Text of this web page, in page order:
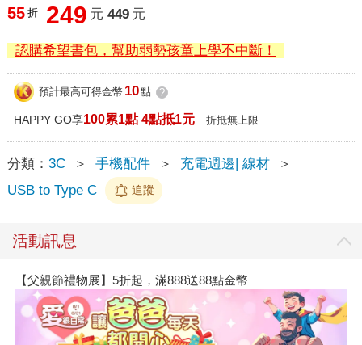
55 折 249 元 449 元
認購希望書包，幫助弱勢孩童上學不中斷！
預計最高可得金幣 10點 ?
HAPPY GO享100累1點 4點抵1元 折抵無上限
分類： 3C ＞ 手機配件 ＞ 充電週邊| 線材
＞
USB to Type C
追蹤
活動訊息
【父親節禮物展】5折起，滿888送88點金幣